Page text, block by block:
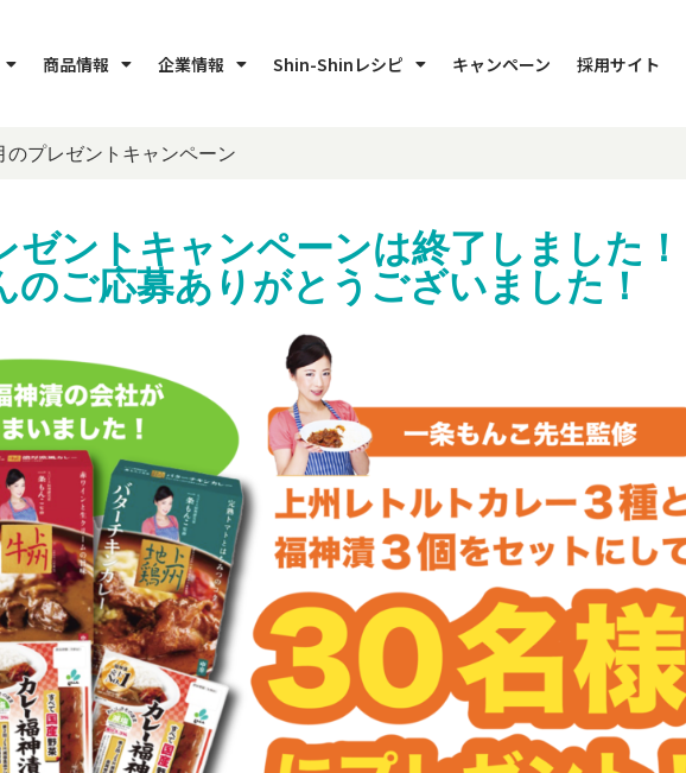
商品情報 企業情報 Shin-Shinレシピ キャンペーン 採用サイト
のプレゼントキャンペーン
ゼントキャンペーンは終了しました！
のご応募ありがとうございました！